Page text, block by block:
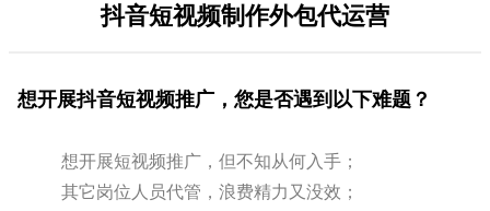
抖音短视频制作外包代运营
想开展抖音短视频推广，您是否遇到以下难题？
想开展短视频推广，但不知从何入手；
其它岗位人员代管，浪费精力又没效；